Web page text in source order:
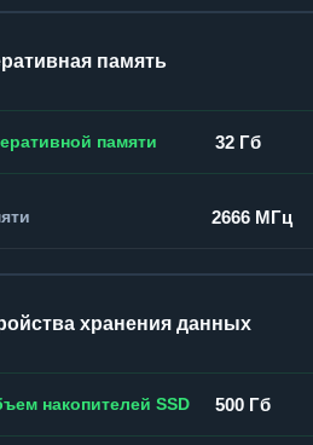
память
памяти 32 Гб
2666 МГц
хранения данных
накопителей SSD 500 Гб